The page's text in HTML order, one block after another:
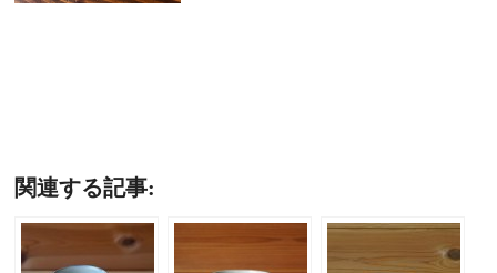
関連する記事: